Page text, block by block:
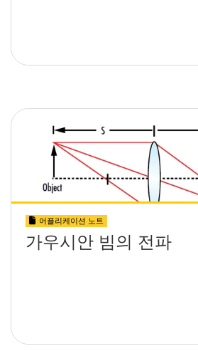
어플리케이션 노트
가우시안 빔의 전파